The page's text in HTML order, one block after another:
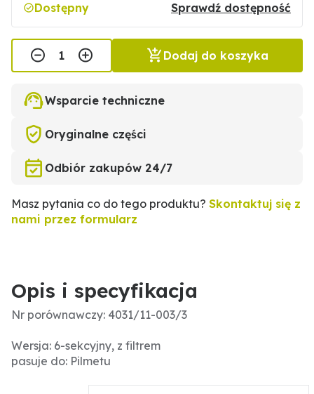
Dostępny Sprawdź dostępność
Dodaj do koszyka
Wsparcie techniczne
Oryginalne części
Odbiór zakupów 24/7
Masz pytania co do tego produktu? Skontaktuj się z
nami przez formularz
Opis i specyfikacja
Nr porównawczy: 4031/11-003/3
Wersja: 6-sekcyjny, z filtrem
pasuje do: Pilmetu